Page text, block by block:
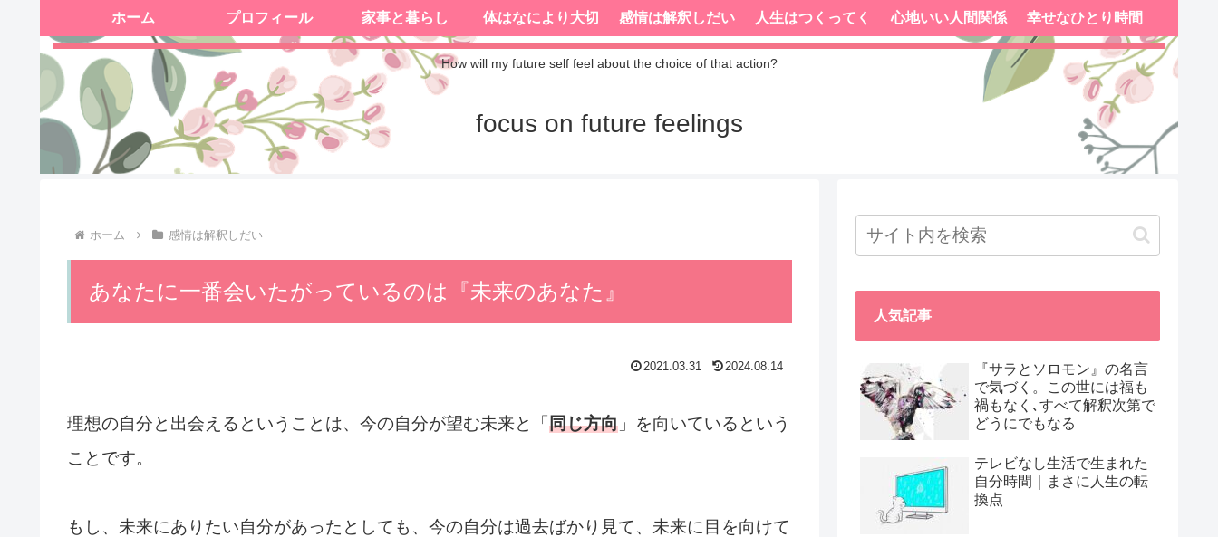
How will my future self feel about the choice of that action?
focus on future feelings
ホーム プロフィール 家事と暮らし 体はなにより大切 感情は解釈しだい 人生はつくってく 心地いい人間関係 幸せなひとり時間
ホーム 感情は解釈しだい
あなたに一番会いたがっているのは『未来のあなた』
2021.03.31 2024.08.14
理想の自分と出会えるということは、今の自分が望む未来と「同じ方向 」を向いているという
ことです。
もし、未来にありたい自分があったとしても、今の自分は過去ばかり見て、未来に目を向けて
人気記事
『サラとソロモン』の名言
で気づく。この世には福も
禍もなく､すべて解釈次第で
どうにでもなる
テレビなし生活で生まれた
自分時間｜まさに人生の転
換点